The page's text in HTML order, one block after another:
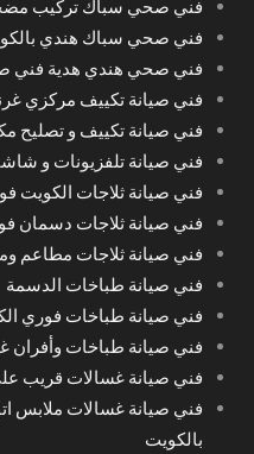
فني صحي سباك تركيب
فني صحي سباك هندي
فني صحي هندي هدية فني
فني صيانة تكييف مركزي
فني صيانة تكييف و تصليح
فني صيانة تلفزيونات و
فني صيانة ثلاجات الكويت
فني صيانة ثلاجات دسمان
فني صيانة ثلاجات مطاعم
فني صيانة طباخات الدسمة
فني صيانة طباخات فوري
فني صيانة طباخات وأفران
فني صيانة غسالات قريب
فني صيانة غسالات ملابس
بالكويت